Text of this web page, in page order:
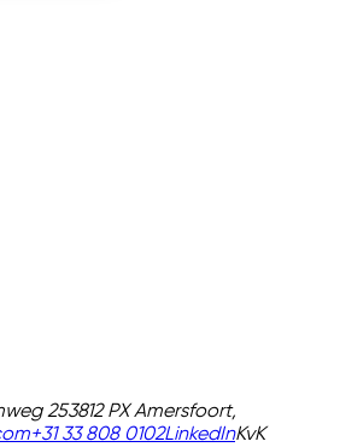
253812 PX Amersfoort,
+31 33 808 0102LinkedInKvK